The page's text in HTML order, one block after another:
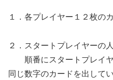
１．各プレイヤー１２枚の
２．スタートプレイヤーの
順番にスタートプレイヤ
同じ数字のカードを出してい